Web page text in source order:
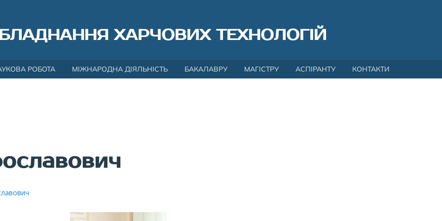
ХАРЧОВИХ ТЕХНОЛОГІЙ
РОБОТА МІЖНАРОДНА ДІЯЛЬНІСТЬ БАКАЛАВРУ МАГІСТРУ АСПІРАНТУ КОНТАКТИ